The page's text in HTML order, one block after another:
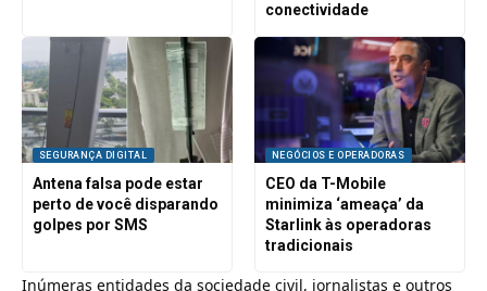
conectividade
SEGURANÇA DIGITAL
Antena falsa pode estar
perto de você disparando
golpes por SMS
NEGÓCIOS E OPERADORAS
CEO da T-Mobile
minimiza ‘ameaça’ da
Starlink às operadoras
tradicionais
Inúmeras entidades da sociedade civil, jornalistas e outros